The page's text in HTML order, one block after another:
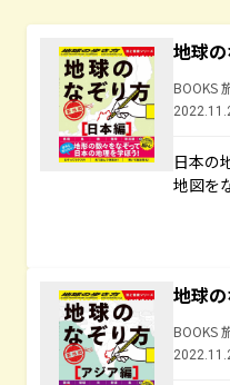
地球
BOOKS
日本の
地図を
地球
BOOKS